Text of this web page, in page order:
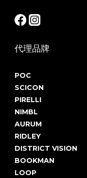
代理品牌
POC
SCICON
PIRELLI
NIMBL
AURUM
RIDLEY
DISTRICT VISION
BOOKMAN
LOOP